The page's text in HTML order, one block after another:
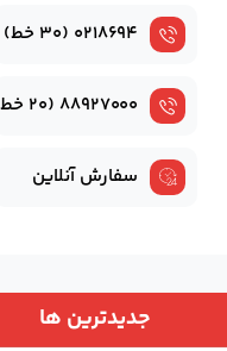
۰۲۱۸۶۹۴ (۳۰ خط)
۸۸۹۲۷۰۰۰ (۲۰ خط)
سفارش آنلاین
جدیدترین ها